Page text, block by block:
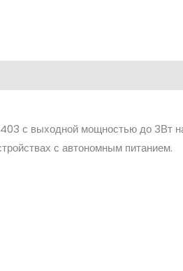
с выходной мощностью до
с автономным питанием.